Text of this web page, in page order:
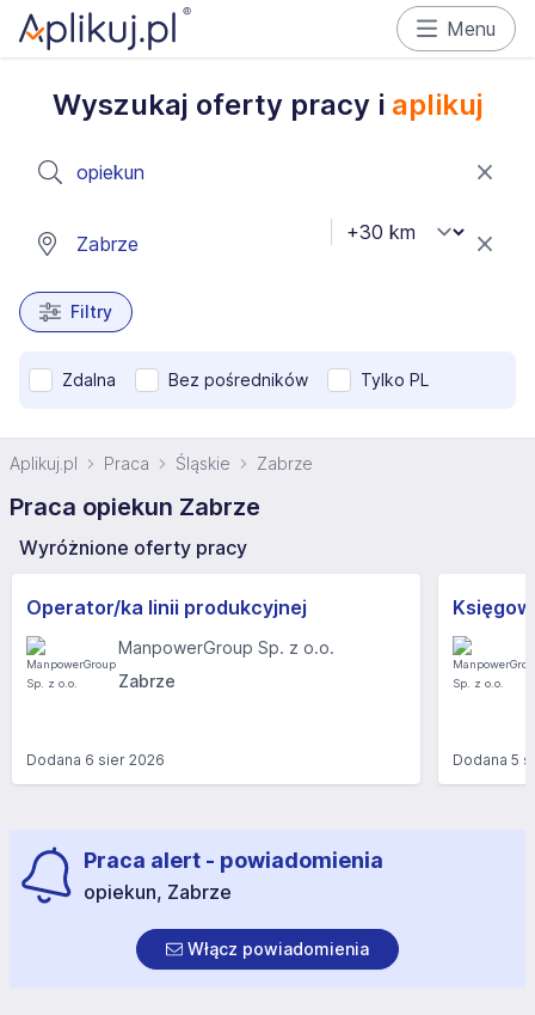
Menu
Wyszukaj oferty pracy i aplikuj
Filtry
Zdalna Bez pośredników Tylko PL
Aplikuj.pl Praca Śląskie Zabrze
Praca opiekun Zabrze
Wyróżnione oferty pracy
Operator/ka linii produkcyjnej
ManpowerGroup Sp. z o.o.
Zabrze
Dodana 6 sier 2026 Dodana5
Praca alert - powiadomienia
opiekun, Zabrze
Włącz powiadomienia